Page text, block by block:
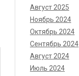
Август 2025
Ноябрь 2024
Октябрь 2024
Сентябрь 2024
Август 2024
Июль 2024